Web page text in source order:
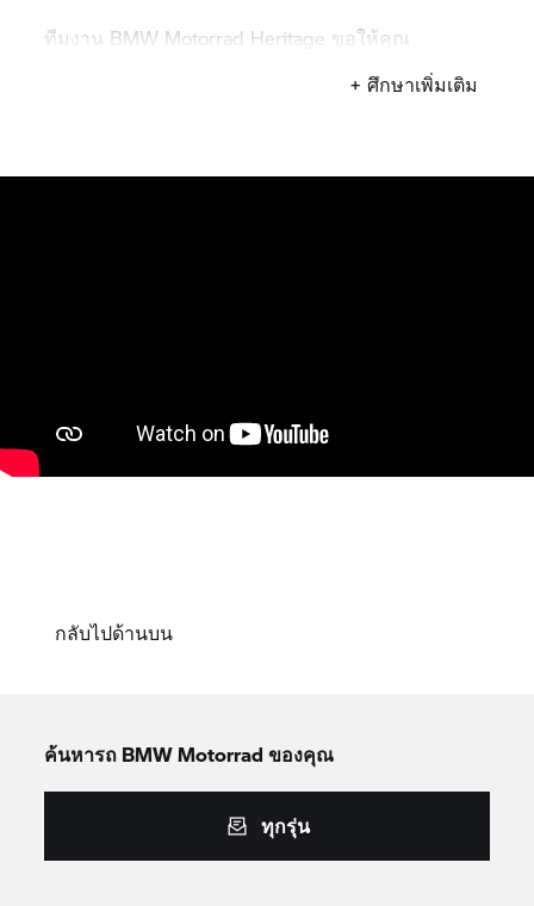
ทีมงาน BMW Motorrad Heritage ขอให้คุณ
+ ศึกษาเพิ่มเติม
กลับไปด้านบน
ค้นหารถ BMW Motorrad ของคุณ
ทุกรุ่น